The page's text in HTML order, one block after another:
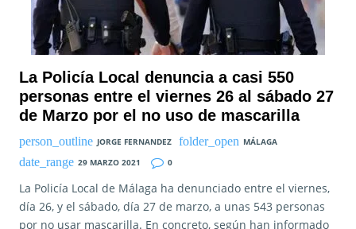
La Policía Local denuncia a casi 550
personas entre el viernes 26 al sábado 27
de Marzo por el no uso de mascarilla
JORGE FERNANDEZ
MÁLAGA
29 MARZO 2021
0
La Policía Local de Málaga ha denunciado entre el viernes,
día 26, y el sábado, día 27 de marzo, a unas 543 personas
por no usar mascarilla. En concreto, según han informado